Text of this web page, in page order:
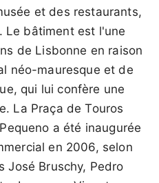
et des restaurants,
Le bâtiment est l'une
de Lisbonne en raison
néo-mauresque et de
qui lui confère une
La Praça de Touros
a été inaugurée
en 2006, selon
José Bruschy, Pedro